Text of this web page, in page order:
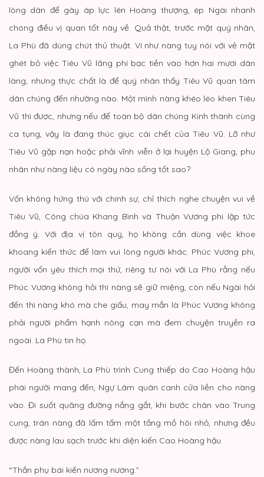
lòng dân để gây áp lực lên Hoàng thượng, ép Ngài nhanh
chóng điều vị quan tốt này về. Quả thật, trước mặt quý nhân,
La Phù đã dùng chút thủ thuật. Ví như nàng tuy nói với vẻ mặt
ghét bỏ việc Tiêu Vũ lãng phí bạc tiền vào hơn hai mươi dân
làng, nhưng thực chất là để quý nhân thấy Tiêu Vũ quan tâm
dân chúng đến nhường nào. Một mình nàng khéo léo khen Tiêu
Vũ thì được, nhưng nếu để toàn bộ dân chúng Kinh thành cùng
ca tụng, vậy là đang thúc giục cái chết của Tiêu Vũ. Lỡ như
Tiêu Vũ gặp nạn hoặc phải vĩnh viễn ở lại huyện Lộ Giang, phu
nhân như nàng liệu có ngày nào sống tốt sao?
Vốn không hứng thú với chính sự, chỉ thích nghe chuyện vui về
Tiêu Vũ, Công chúa Khang Bình và Thuận Vương phi lập tức
đồng ý. Với địa vị tôn quý, họ không cần dùng việc khoe
khoang kiến thức để làm vui lòng người khác. Phúc Vương phi,
người vốn yêu thích mọi thứ, riêng tư nói với La Phù rằng nếu
Phúc Vương không hỏi thì nàng sẽ giữ miệng, còn nếu Ngài hỏi
đến thì nàng khó mà che giấu, may mắn là Phúc Vương không
phải người phẩm hạnh nông cạn mà đem chuyện truyền ra
ngoài. La Phù tin họ.
Đến Hoàng thành, La Phù trình Cung thiếp do Cao Hoàng hậu
phái người mang đến, Ngự Lâm quân canh cửa liền cho nàng
vào. Đi suốt quãng đường nắng gắt, khi bước chân vào Trung
cung, trán nàng đã lấm tấm một tầng mồ hôi nhỏ, nhưng đều
được nàng lau sạch trước khi diện kiến Cao Hoàng hậu.
“Thần phụ bái kiến nương nương.”